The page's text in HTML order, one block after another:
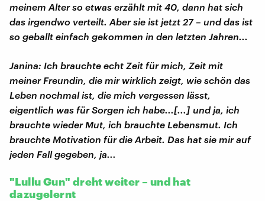
meinem Alter so etwas erzählt mit 40, dann hat sich
das irgendwo verteilt. Aber sie ist jetzt 27 – und das ist
so geballt einfach gekommen in den letzten Jahren...
Janina: Ich brauchte echt Zeit für mich, Zeit mit
meiner Freundin, die mir wirklich zeigt, wie schön das
Leben nochmal ist, die mich vergessen lässt,
eigentlich was für Sorgen ich habe...[...] und ja, ich
brauchte wieder Mut, ich brauchte Lebensmut. Ich
brauchte Motivation für die Arbeit. Das hat sie mir auf
jeden Fall gegeben, ja...
"Lullu Gun" dreht weiter – und hat
dazugelernt